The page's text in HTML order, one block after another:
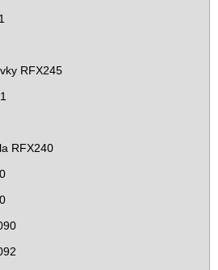
RFX245
RFX240